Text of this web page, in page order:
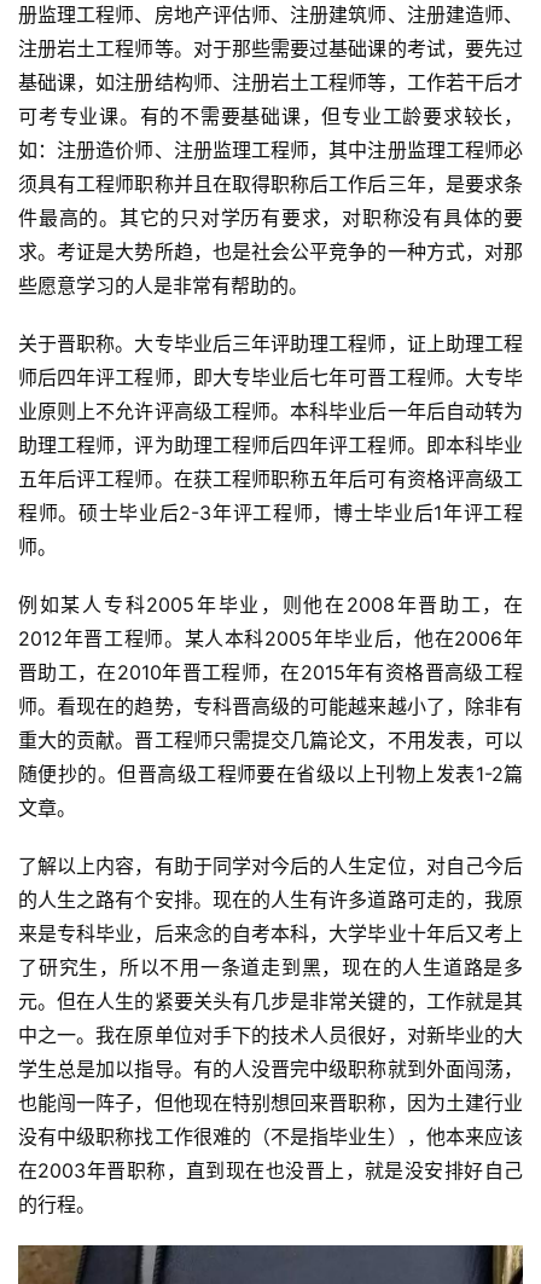
册监理工程师、房地产评估师、注册建筑师、注册建造师、
注册岩土工程师等。对于那些需要过基础课的考试，要先过
基础课，如注册结构师、注册岩土工程师等，工作若干后才
可考专业课。有的不需要基础课，但专业工龄要求较长，
如：注册造价师、注册监理工程师，其中注册监理工程师必
须具有工程师职称并且在取得职称后工作后三年，是要求条
件最高的。其它的只对学历有要求，对职称没有具体的要
求。考证是大势所趋，也是社会公平竞争的一种方式，对那
些愿意学习的人是非常有帮助的。
关于晋职称。大专毕业后三年评助理工程师，证上助理工程
师后四年评工程师，即大专毕业后七年可晋工程师。大专毕
业原则上不允许评高级工程师。本科毕业后一年后自动转为
助理工程师，评为助理工程师后四年评工程师。即本科毕业
五年后评工程师。在获工程师职称五年后可有资格评高级工
程师。硕士毕业后2-3年评工程师，博士毕业后1年评工程
师。
例如某人专科2005年毕业，则他在2008年晋助工，在
2012年晋工程师。某人本科2005年毕业后，他在2006年
晋助工，在2010年晋工程师，在2015年有资格晋高级工程
师。看现在的趋势，专科晋高级的可能越来越小了，除非有
重大的贡献。晋工程师只需提交几篇论文，不用发表，可以
随便抄的。但晋高级工程师要在省级以上刊物上发表1-2篇
文章。
了解以上内容，有助于同学对今后的人生定位，对自己今后
的人生之路有个安排。现在的人生有许多道路可走的，我原
来是专科毕业，后来念的自考本科，大学毕业十年后又考上
了研究生，所以不用一条道走到黑，现在的人生道路是多
元。但在人生的紧要关头有几步是非常关键的，工作就是其
中之一。我在原单位对手下的技术人员很好，对新毕业的大
学生总是加以指导。有的人没晋完中级职称就到外面闯荡，
也能闯一阵子，但他现在特别想回来晋职称，因为土建行业
没有中级职称找工作很难的（不是指毕业生），他本来应该
在2003年晋职称，直到现在也没晋上，就是没安排好自己
的行程。